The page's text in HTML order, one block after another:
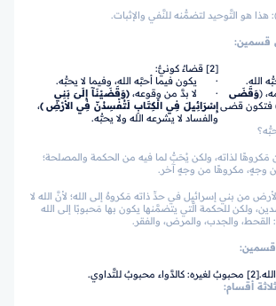
هذا هو التَّوحيد لتضمُّنه للنَّفي والإثبات.
قسمين:
الله.
﴿وَقَضَى
فتكون قضى
[2] قضاءٌ كونيٌّ:
· يكون فيما أحبَّه الله، وفيما لا يحبُّه.
· لا بدَّ من وقوعه، ﴿وَقَضَيْنَآ إِلَىَ بَنِي
إِسْرَائِيلَ فِي الْكِتَابِ لَتُفْسِدُنّ فِي الأرْضِ ﴾،
والفساد لا يشرعه الله ولا يحبُّه.
مَكروهًا لذاته، ولكن يُحَبُّ لما فيه من الحكمة والمصلحة؛
وجهٍ، مكروهًا من وجهٍ آخر.
من بني إسرائيل في حدِّ ذاته مَكروهٌ إلى الله؛ لأنَّ الله لا
ولكن للحكمة الَّتي يتضمَّنها يكون بها مَحبوبًا إلى الله
والجدب، والمرض، والفقر.
قسمين:
[2] محبوبٌ لغيره: كالدَّواء محبوبٌ للتَّداوي.
أقسام: